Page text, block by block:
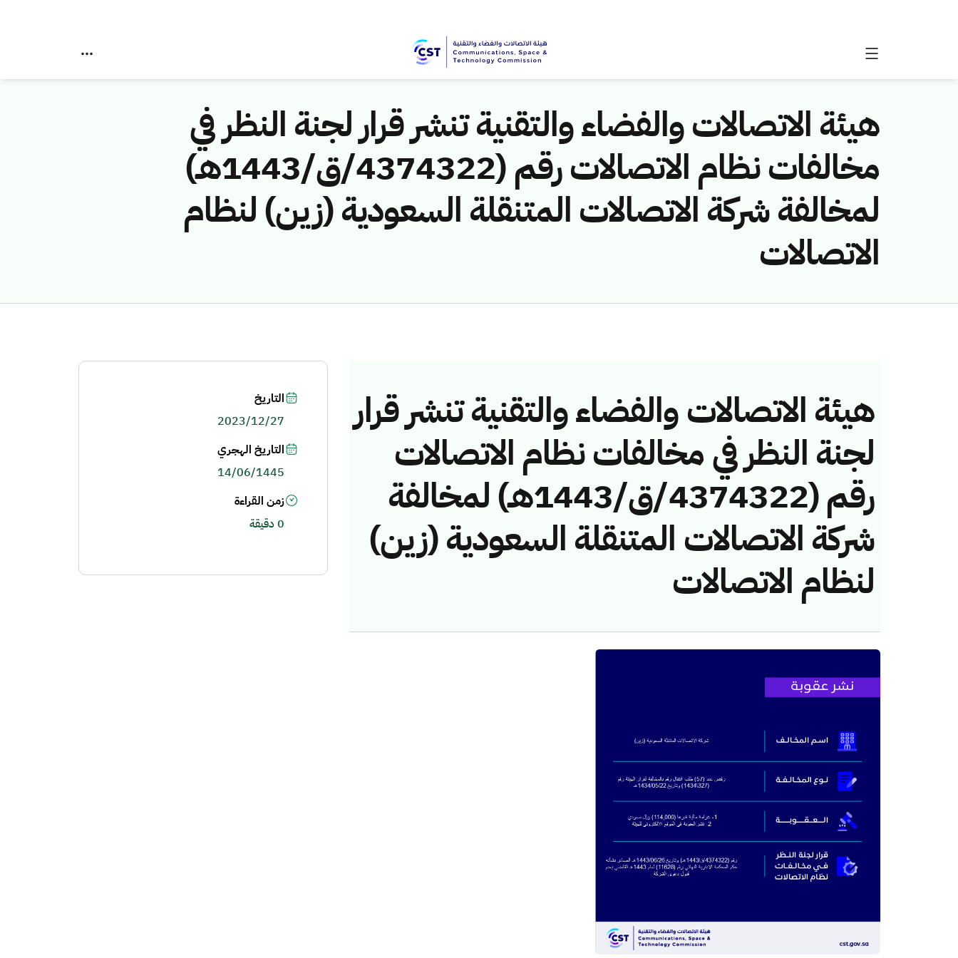
هيئة الاتصالات والفضاء والتقنية تنشر قرار لجنة النظر في
مخالفات نظام الاتصالات رقم (4374322/ق/1443هـ)
لمخالفة شركة الاتصالات المتنقلة السعودية (زين) لنظام
الاتصالات
هيئة الاتصالات والفضاء والتقنية تنشر قرار
لجنة النظر في مخالفات نظام الاتصالات
رقم (4374322/ق/1443هـ) لمخالفة
شركة الاتصالات المتنقلة السعودية (زين)
لنظام الاتصالات
التاريخ
2023/12/27
التاريخ الهجري
14/06/1445
زمن القراءة
0 دقيقة